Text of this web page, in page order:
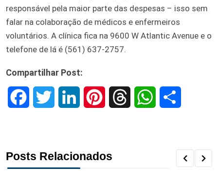
responsável pela maior parte das despesas – isso sem
falar na colaboração de médicos e enfermeiros
voluntários. A clínica fica na 9600 W Atlantic Avenue e o
telefone de lá é (561) 637-2757.
Compartilhar Post:
e t k t
Posts Relacionados